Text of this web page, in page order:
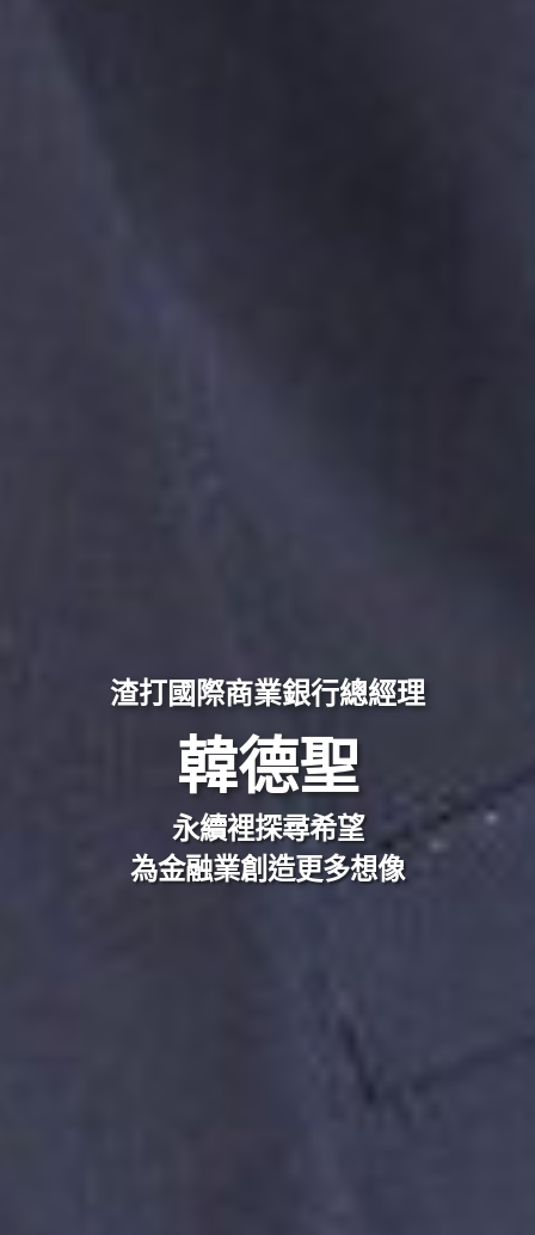
渣打國際商業銀行總經理
韓德聖
永續裡探尋希望
為金融業創造更多想像